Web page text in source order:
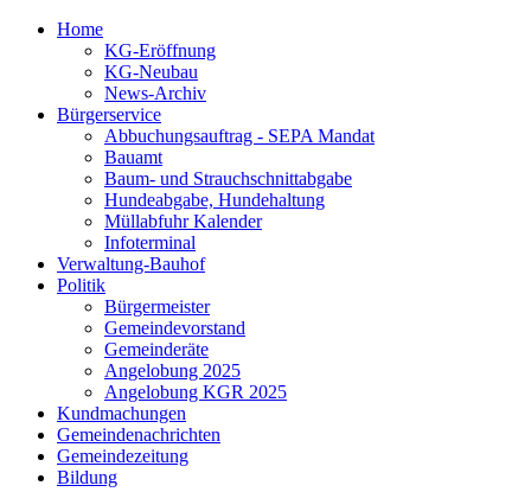
Home
KG-Eröffnung
KG-Neubau
News-Archiv
Bürgerservice
Abbuchungsauftrag - SEPA Mandat
Bauamt
Baum- und Strauchschnittabgabe
Hundeabgabe, Hundehaltung
Müllabfuhr Kalender
Infoterminal
Verwaltung-Bauhof
Politik
Bürgermeister
Gemeindevorstand
Gemeinderäte
Angelobung 2025
Angelobung KGR 2025
Kundmachungen
Gemeindenachrichten
Gemeindezeitung
Bildung